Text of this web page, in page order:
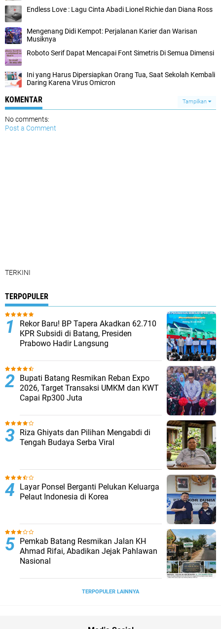
Endless Love : Lagu Cinta Abadi Lionel Richie dan Diana Ross
Mengenang Didi Kempot: Perjalanan Karier dan Warisan
Musiknya
Roboto Serif Dapat Mencapai Font Simetris Di Semua Dimensi
Ini yang Harus Dipersiapkan Orang Tua, Saat Sekolah Kembali
Daring Karena Virus Omicron
KOMENTAR Tampilkan
No comments:
Post a Comment
TERKINI
TERPOPULER
Rekor Baru! BP Tapera Akadkan 62.710
KPR Subsidi di Batang, Presiden
Prabowo Hadir Langsung
Bupati Batang Resmikan Reban Expo
2026, Target Transaksi UMKM dan KWT
Capai Rp300 Juta
Riza Ghiyats dan Pilihan Mengabdi di
Tengah Budaya Serba Viral
Layar Ponsel Berganti Pelukan Keluarga
Pelaut Indonesia di Korea
Pemkab Batang Resmikan Jalan KH
Ahmad Rifai, Abadikan Jejak Pahlawan
Nasional
TERPOPULER LAINNYA